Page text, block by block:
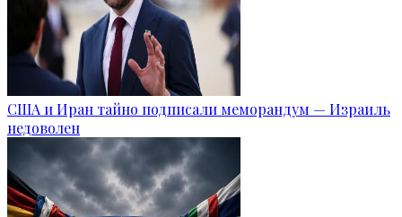
США и Иран тайно подписали меморандум — Израиль
недоволен